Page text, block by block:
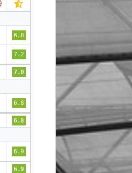
6.8
7.2
7.0
6.8
6.8
6.9
6.9